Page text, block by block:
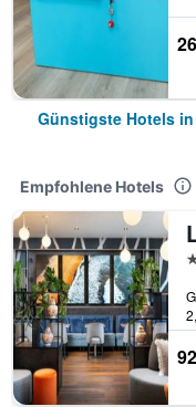
Günstigste Hotels
Empfohlene Hotels